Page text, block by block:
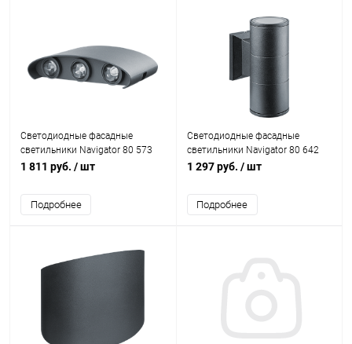
Светодиодные фасадные
светильники Navigator 80 573
NOF-D-W-006-02 6x1W 3000K
1 811 руб. / шт
Подробнее
Светодиодные фасадные
светильники Navigator 80 642
NOF-D-W-030-01 2xGU10 IP54
1 297 руб. / шт
Подробнее